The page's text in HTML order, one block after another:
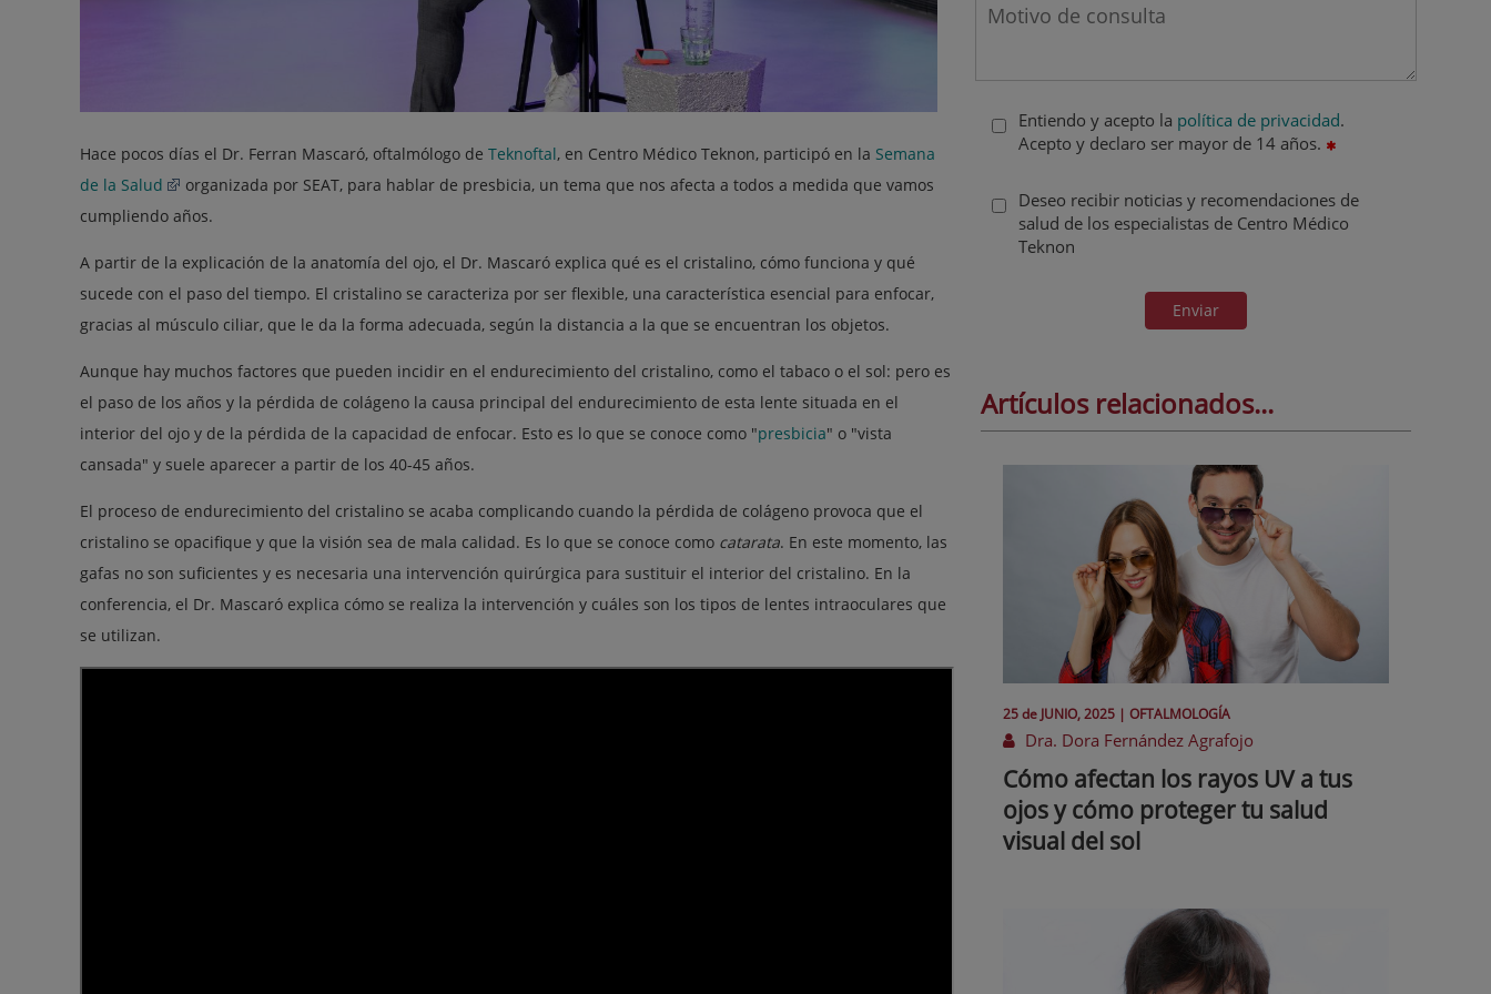
Hace pocos días el Dr. Ferran Mascaró, oftalmólogo de Teknoftal, en Centro Médico Teknon, participó en la Semana
de la Salud
organizada por SEAT, para hablar de presbicia, un tema que nos afecta a todos a medida que vamos
cumpliendo años.
A partir de la explicación de la anatomía del ojo, el Dr. Mascaró explica qué es el cristalino, cómo funciona y qué
sucede con el paso del tiempo. El cristalino se caracteriza por ser flexible, una característica esencial para enfocar,
gracias al músculo ciliar, que le da la forma adecuada, según la distancia a la que se encuentran los objetos.
Aunque hay muchos factores que pueden incidir en el endurecimiento del cristalino, como el tabaco o el sol: pero es
el paso de los años y la pérdida de colágeno la causa principal del endurecimiento de esta lente situada en el
interior del ojo y de la pérdida de la capacidad de enfocar. Esto es lo que se conoce como "presbicia" o "vista
cansada" y suele aparecer a partir de los 40-45 años.
El proceso de endurecimiento del cristalino se acaba complicando cuando la pérdida de colágeno provoca que el
cristalino se opacifique y que la visión sea de mala calidad. Es lo que se conoce como catarata. En este momento, las
gafas no son suficientes y es necesaria una intervención quirúrgica para sustituir el interior del cristalino. En la
conferencia, el Dr. Mascaró explica cómo se realiza la intervención y cuáles son los tipos de lentes intraoculares que
se utilizan.
Entiendo y acepto la política de privacidad.
Acepto y declaro ser mayor de 14 años.
Deseo recibir noticias y recomendaciones de
salud de los especialistas de Centro Médico
Teknon
Enviar
Artículos relacionados...
25 de JUNIO, 2025 | OFTALMOLOGÍA
Dra. Dora Fernández Agrafojo
Cómo afectan los rayos UV a tus
ojos y cómo proteger tu salud
visual del sol